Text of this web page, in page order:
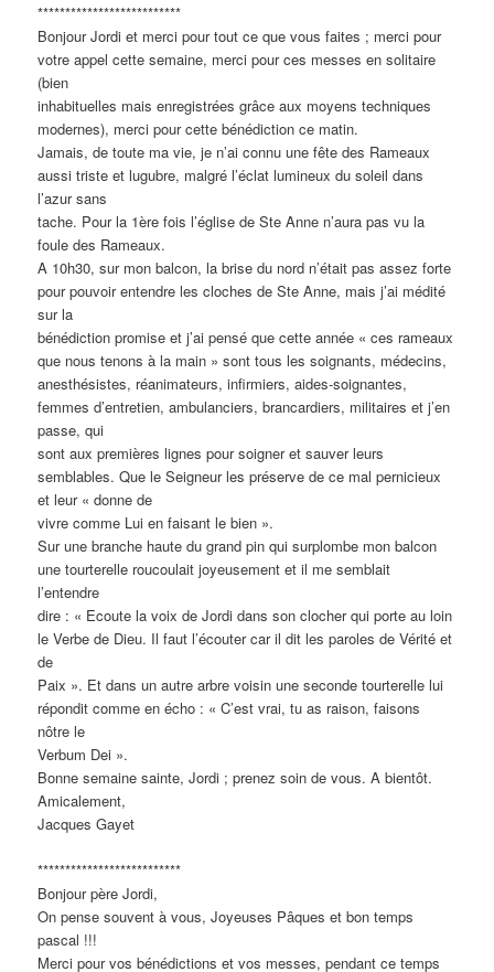
**************************
Bonjour Jordi et merci pour tout ce que vous faites ; merci pour
votre appel cette semaine, merci pour ces messes en solitaire
(bien
inhabituelles mais enregistrées grâce aux moyens techniques
modernes), merci pour cette bénédiction ce matin.
Jamais, de toute ma vie, je n’ai connu une fête des Rameaux
aussi triste et lugubre, malgré l’éclat lumineux du soleil dans
l’azur sans
tache. Pour la 1ère fois l’église de Ste Anne n’aura pas vu la
foule des Rameaux.
A 10h30, sur mon balcon, la brise du nord n’était pas assez forte
pour pouvoir entendre les cloches de Ste Anne, mais j’ai médité
sur la
bénédiction promise et j’ai pensé que cette année « ces rameaux
que nous tenons à la main » sont tous les soignants, médecins,
anesthésistes, réanimateurs, infirmiers, aides-soignantes,
femmes d’entretien, ambulanciers, brancardiers, militaires et j’en
passe, qui
sont aux premières lignes pour soigner et sauver leurs
semblables. Que le Seigneur les préserve de ce mal pernicieux
et leur « donne de
vivre comme Lui en faisant le bien ».
Sur une branche haute du grand pin qui surplombe mon balcon
une tourterelle roucoulait joyeusement et il me semblait
l’entendre
dire : « Ecoute la voix de Jordi dans son clocher qui porte au loin
le Verbe de Dieu. Il faut l’écouter car il dit les paroles de Vérité et
de
Paix ». Et dans un autre arbre voisin une seconde tourterelle lui
répondit comme en écho : « C’est vrai, tu as raison, faisons
nôtre le
Verbum Dei ».
Bonne semaine sainte, Jordi ; prenez soin de vous. A bientôt.
Amicalement,
Jacques Gayet
**************************
Bonjour père Jordi,
On pense souvent à vous, Joyeuses Pâques et bon temps
pascal !!!
Merci pour vos bénédictions et vos messes, pendant ce temps